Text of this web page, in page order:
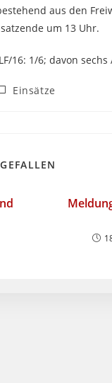
aus den
um 13 Uhr.
LF/16: 1/6; davon
Einsätze